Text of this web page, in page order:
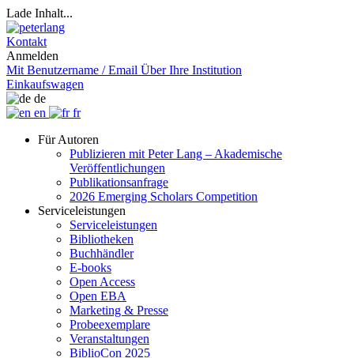
Lade Inhalt...
Kontakt
Anmelden
Mit Benutzername / Email Über Ihre Institution
Einkaufswagen
de
en
fr
Für Autoren
Publizieren mit Peter Lang – Akademische
Veröffentlichungen
Publikationsanfrage
2026 Emerging Scholars Competition
Serviceleistungen
Serviceleistungen
Bibliotheken
Buchhändler
E-books
Open Access
Open EBA
Marketing & Presse
Probeexemplare
Veranstaltungen
BiblioCon 2025